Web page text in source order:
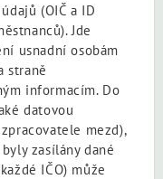
(OIČ a ID
Jde
usnadní osobám
straně
informacím. Do
datovou
mezd),
zasílány dané
IČO) může